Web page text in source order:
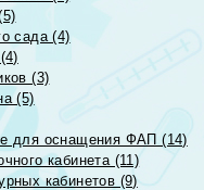
сада (4)
(3)
(5)
для оснащения ФАП (14)
кабинета (11)
кабинетов (9)